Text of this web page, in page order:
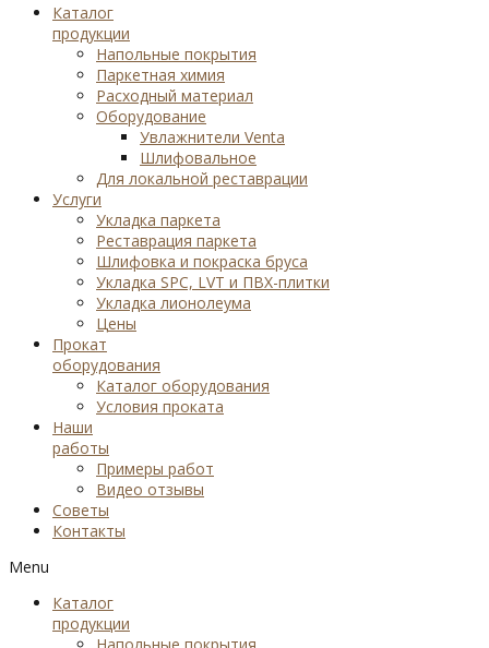
Каталог
продукции
Напольные покрытия
Паркетная химия
Расходный материал
Оборудование
Увлажнители Venta
Шлифовальное
Для локальной реставрации
Услуги
Укладка паркета
Реставрация паркета
Шлифовка и покраска бруса
Укладка SPC, LVT и ПВХ-плитки
Укладка лионолеума
Цены
Прокат
оборудования
Каталог оборудования
Условия проката
Наши
работы
Примеры работ
Видео отзывы
Советы
Контакты
Menu
Каталог
продукции